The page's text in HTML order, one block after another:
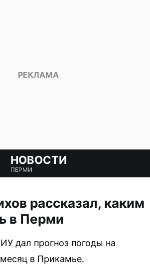
НОВОСТИ
ПЕРМИ
рассказал, каким
в Перми
дал прогноз погоды на
в Прикамье.